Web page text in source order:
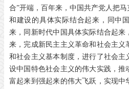
合”开端，百年来，中国共产党人把
和建设的具体实际结合起来，同中
来，同新时代中国具体实际结合起来
来，完成新民主主义革命和社会主义
和社会主义基本制度，进行了社会主
设中国特色社会主义的伟大实践，推
富起来到强起来的伟大飞跃，实现中